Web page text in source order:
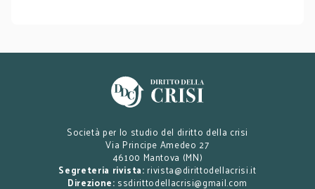
Società per lo studio del diritto della crisi
Via Principe Amedeo 27
46100 Mantova (MN)
Segreteria rivista: rivista@dirittodellacrisi.it
Direzione: ssdirittodellacrisi@gmail.com